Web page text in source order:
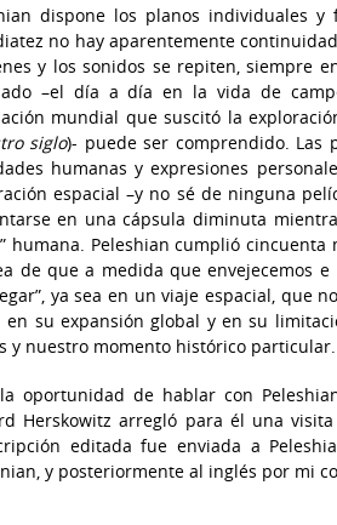
dispone los planos individuales
no hay aparentemente
y los sonidos se repiten, siempre
–el día a día en la vida de
mundial que suscitó la
siglo)- puede ser comprendido. Las
humanas y expresiones
espacial –y no sé de ninguna
en una cápsula diminuta
humana. Peleshian cumplió
de que a medida que envejecemos e
ya sea en un viaje espacial, que
en su expansión global y en su
y nuestro momento histórico particular.
oportunidad de hablar con
Herskowitz arregló para él una visita
editada fue enviada a
y posteriormente al inglés por mi